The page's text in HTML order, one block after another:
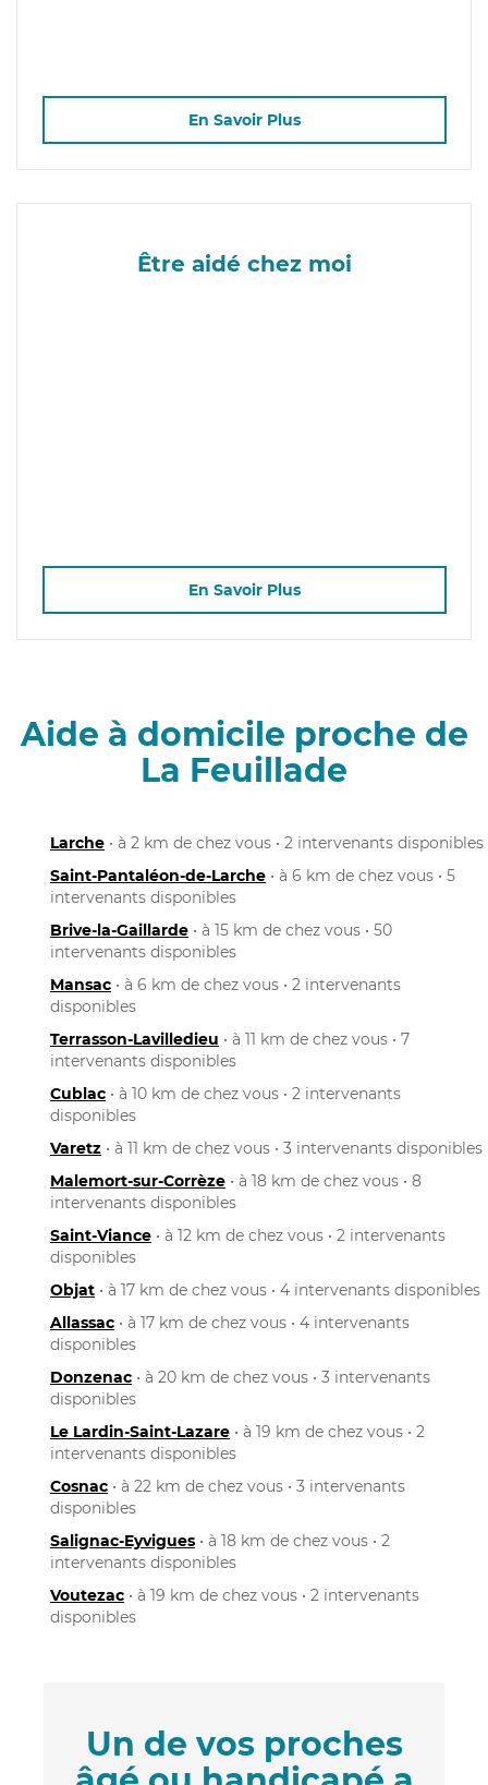
En Savoir Plus
Être aidé chez moi
En Savoir Plus
Aide à domicile proche de
La Feuillade
Larche • à 2 km de chez vous • 2 intervenants disponibles
Saint-Pantaléon-de-Larche • à 6 km de chez vous • 5
intervenants disponibles
Brive-la-Gaillarde • à 15 km de chez vous • 50
intervenants disponibles
Mansac • à 6 km de chez vous • 2 intervenants
disponibles
Terrasson-Lavilledieu • à 11 km de chez vous • 7
intervenants disponibles
Cublac • à 10 km de chez vous • 2 intervenants
disponibles
Varetz • à 11 km de chez vous • 3 intervenants disponibles
Malemort-sur-Corrèze • à 18 km de chez vous • 8
intervenants disponibles
Saint-Viance • à 12 km de chez vous • 2 intervenants
disponibles
Objat • à 17 km de chez vous • 4 intervenants disponibles
Allassac • à 17 km de chez vous • 4 intervenants
disponibles
Donzenac • à 20 km de chez vous • 3 intervenants
disponibles
Le Lardin-Saint-Lazare • à 19 km de chez vous • 2
intervenants disponibles
Cosnac • à 22 km de chez vous • 3 intervenants
disponibles
Salignac-Eyvigues • à 18 km de chez vous • 2
intervenants disponibles
Voutezac • à 19 km de chez vous • 2 intervenants
disponibles
Un de vos proches